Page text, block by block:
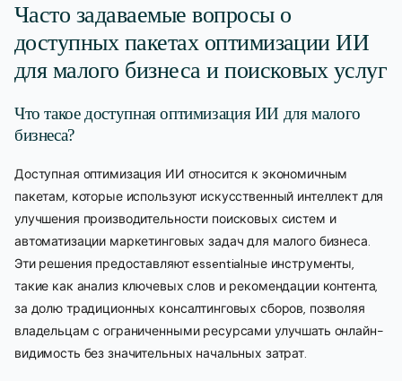
Часто задаваемые вопросы о
доступных пакетах оптимизации ИИ
для малого бизнеса и поисковых услуг
Что такое доступная оптимизация ИИ для малого
бизнеса?
Доступная оптимизация ИИ относится к экономичным
пакетам, которые используют искусственный интеллект для
улучшения производительности поисковых систем и
автоматизации маркетинговых задач для малого бизнеса.
Эти решения предоставляют essentialные инструменты,
такие как анализ ключевых слов и рекомендации контента,
за долю традиционных консалтинговых сборов, позволяя
владельцам с ограниченными ресурсами улучшать онлайн-
видимость без значительных начальных затрат.